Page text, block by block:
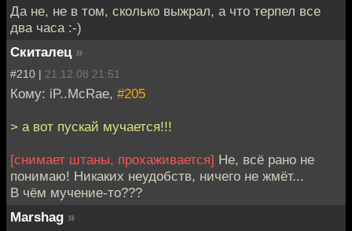
Да не, не в том, сколько выжрал, а что терпел все
два часа :-)
Скиталец »
#210 | 21.12.08 21:51
Кому: iP..McRae, #205
> а вот пускай мучается!!!
[снимает штаны, прохаживается] Не, всё рано не
понимаю! Никаких неудобств, ничего не жмёт...
В чём мучение-то???
Marshag »